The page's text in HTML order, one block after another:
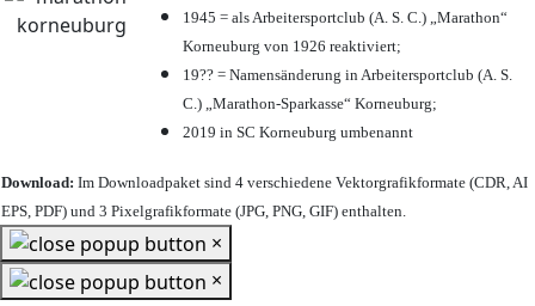
1945 = als Arbeitersportclub (A. S. C.) „Marathon“
Korneuburg von 1926 reaktiviert;
19?? = Namensänderung in Arbeitersportclub (A. S.
C.) „Marathon-Sparkasse“ Korneuburg;
2019 in SC Korneuburg umbenannt
Download: Im Downloadpaket sind 4 verschiedene Vektorgrafikformate (CDR, AI
EPS, PDF) und 3 Pixelgrafikformate (JPG, PNG, GIF) enthalten.
×
×